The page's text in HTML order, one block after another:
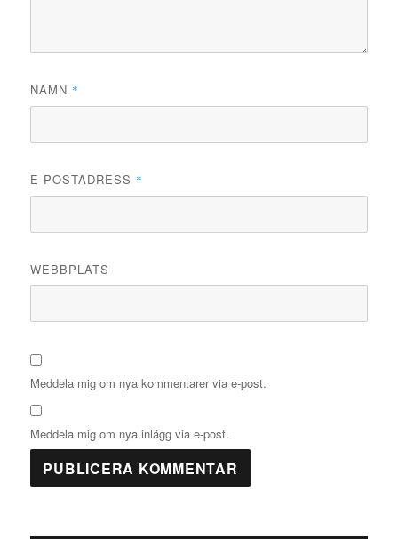
NAMN *
E-POSTADRESS *
WEBBPLATS
Meddela mig om nya kommentarer via e-post.
Meddela mig om nya inlägg via e-post.